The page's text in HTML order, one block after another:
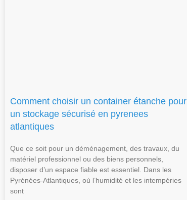
Comment choisir un container étanche pour
un stockage sécurisé en pyrenees
atlantiques
Que ce soit pour un déménagement, des travaux, du
matériel professionnel ou des biens personnels,
disposer d’un espace fiable est essentiel. Dans les
Pyrénées-Atlantiques, où l’humidité et les intempéries
sont